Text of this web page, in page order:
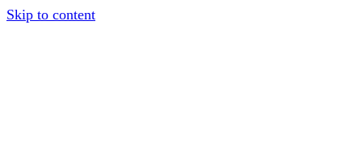
Skip to content